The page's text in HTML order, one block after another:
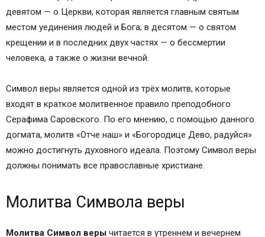
девятом — о Церкви, которая является главным святым
местом уединения людей и Бога; в десятом — о святом
крещении и в последних двух частях — о бессмертии
человека, а также о жизни вечной.
Символ веры является одной из трёх молитв, которые
входят в краткое молитвенное правило преподобного
Серафима Саровского. По его мнению, с помощью данного
догмата, молитв «Отче наш» и «Богородице Дево, радуйся»
можно достигнуть духовного идеала. Поэтому Символ веры
должны понимать все православные христиане.
Молитва Символа веры
Молитва Символ веры читается в утреннем и вечернем